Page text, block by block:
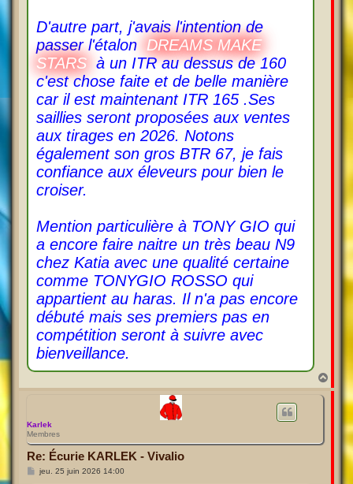
D'autre part, j'avais l'intention de
passer l'étalon DREAMS MAKE
STARS à un ITR au dessus de 160
c'est chose faite et de belle manière
car il est maintenant ITR 165 .Ses
saillies seront proposées aux ventes
aux tirages en 2026. Notons
également son gros BTR 67, je fais
confiance aux éleveurs pour bien le
croiser.
Mention particulière à TONY GIO qui
a encore faire naitre un très beau N9
chez Katia avec une qualité certaine
comme TONYGIO ROSSO qui
appartient au haras. Il n'a pas encore
débuté mais ses premiers pas en
compétition seront à suivre avec
bienveillance.
a
Karlek
Membres
Re: Écurie KARLEK - Vivalio
Mjeu. 25 juin 2026 14:00